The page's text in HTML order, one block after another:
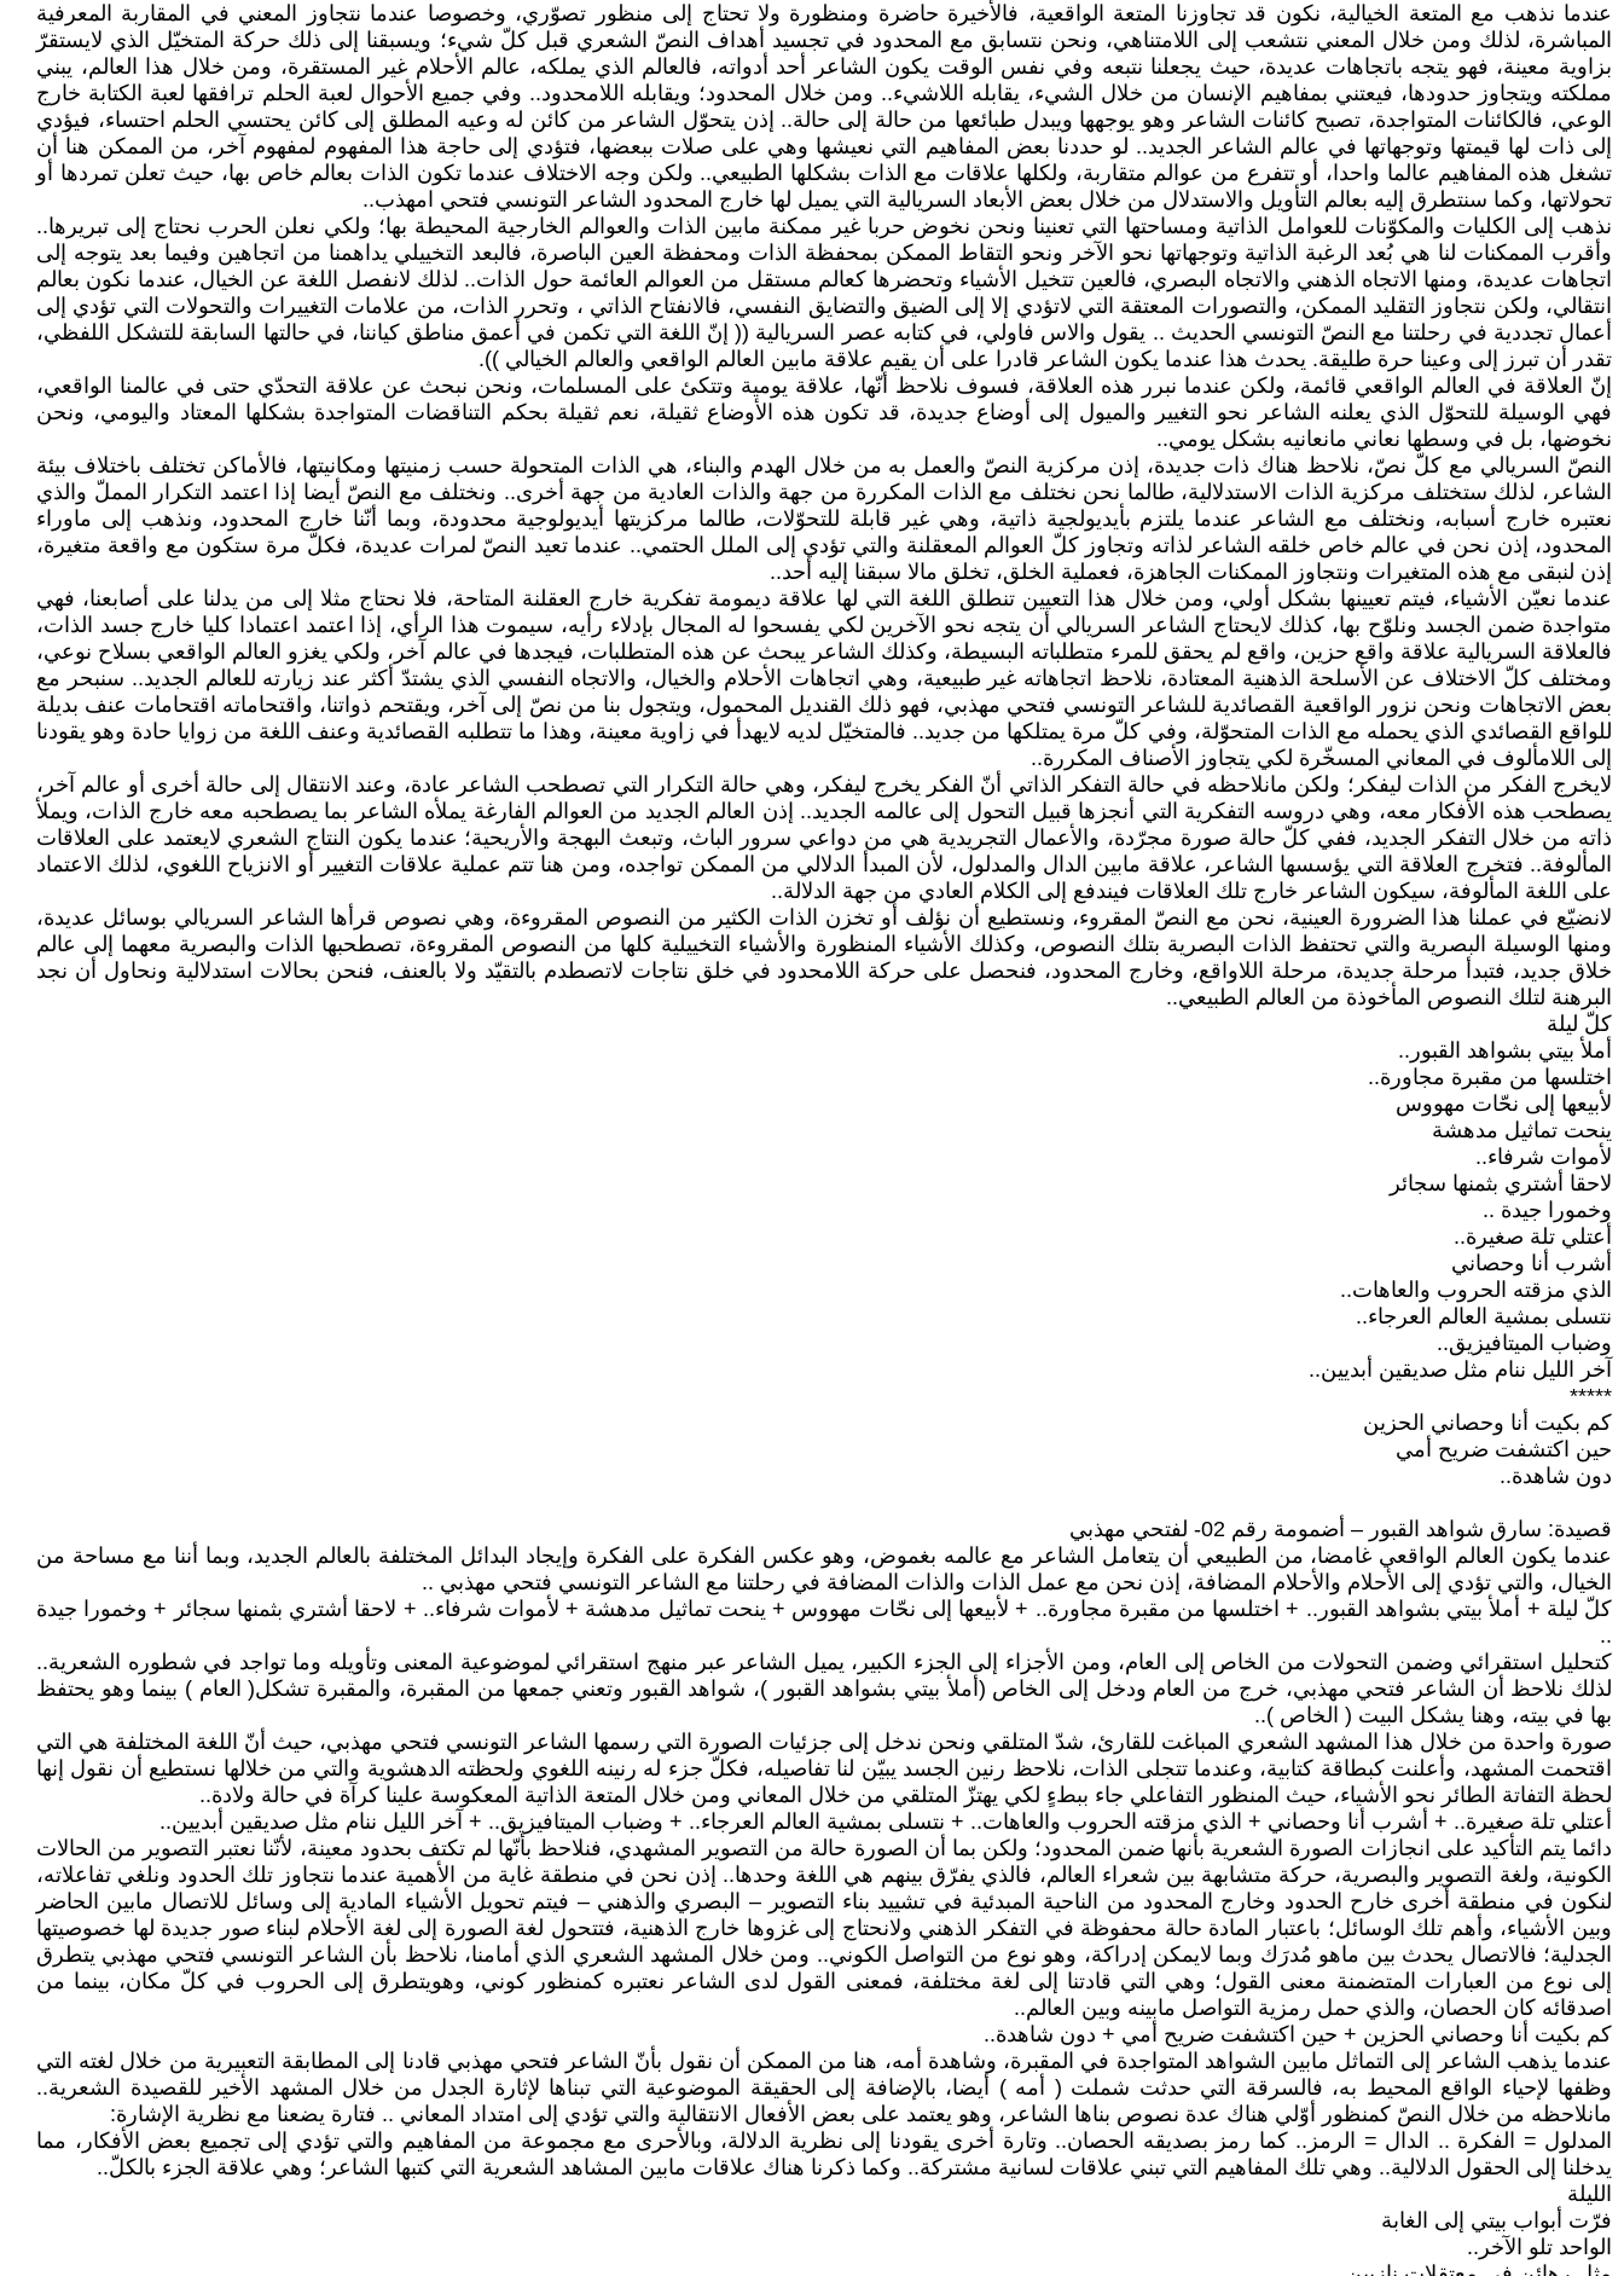
عندما نذهب مع المتعة الخيالية، نكون قد تجاوزنا المتعة الواقعية، فالأخيرة حاضرة ومنظورة ولا تحتاج إلى منظور تصوّري، وخصوصا عندما نتجاوز المعني في المقاربة المعرفية
المباشرة، لذلك ومن خلال المعني نتشعب إلى اللامتناهي، ونحن نتسابق مع المحدود في تجسيد أهداف النصّ الشعري قبل كلّ شيء؛ ويسبقنا إلى ذلك حركة المتخيّل الذي لايستقرّ
بزاوية معينة، فهو يتجه باتجاهات عديدة، حيث يجعلنا نتبعه وفي نفس الوقت يكون الشاعر أحد أدواته، فالعالم الذي يملكه، عالم الأحلام غير المستقرة، ومن خلال هذا العالم، يبني
مملكته ويتجاوز حدودها، فيعتني بمفاهيم الإنسان من خلال الشيء، يقابله اللاشيء.. ومن خلال المحدود؛ ويقابله اللامحدود.. وفي جميع الأحوال لعبة الحلم ترافقها لعبة الكتابة خارج
الوعي، فالكائنات المتواجدة، تصبح كائنات الشاعر وهو يوجهها ويبدل طبائعها من حالة إلى حالة.. إذن يتحوّل الشاعر من كائن له وعيه المطلق إلى كائن يحتسي الحلم احتساء، فيؤدي
إلى ذات لها قيمتها وتوجهاتها في عالم الشاعر الجديد.. لو حددنا بعض المفاهيم التي نعيشها وهي على صلات ببعضها، فتؤدي إلى حاجة هذا المفهوم لمفهوم آخر، من الممكن هنا أن
تشغل هذه المفاهيم عالما واحدا، أو تتفرع من عوالم متقاربة، ولكلها علاقات مع الذات بشكلها الطبيعي.. ولكن وجه الاختلاف عندما تكون الذات بعالم خاص بها، حيث تعلن تمردها أو
تحولاتها، وكما سنتطرق إليه بعالم التأويل والاستدلال من خلال بعض الأبعاد السريالية التي يميل لها خارج المحدود الشاعر التونسي فتحي امهذب..
نذهب إلى الكليات والمكوّنات للعوامل الذاتية ومساحتها التي تعنينا ونحن نخوض حربا غير ممكنة مابين الذات والعوالم الخارجية المحيطة بها؛ ولكي نعلن الحرب نحتاج إلى تبريرها..
وأقرب الممكنات لنا هي بُعد الرغبة الذاتية وتوجهاتها نحو الآخر ونحو التقاط الممكن بمحفظة الذات ومحفظة العين الباصرة، فالبعد التخييلي يداهمنا من اتجاهين وفيما بعد يتوجه إلى
اتجاهات عديدة، ومنها الاتجاه الذهني والاتجاه البصري، فالعين تتخيل الأشياء وتحضرها كعالم مستقل من العوالم العائمة حول الذات.. لذلك لانفصل اللغة عن الخيال، عندما نكون بعالم
انتقالي، ولكن نتجاوز التقليد الممكن، والتصورات المعتقة التي لاتؤدي إلا إلى الضيق والتضايق النفسي، فالانفتاح الذاتي ، وتحرر الذات، من علامات التغييرات والتحولات التي تؤدي إلى
أعمال تجددية في رحلتنا مع النصّ التونسي الحديث .. يقول والاس فاولي، في كتابه عصر السريالية (( إنّ اللغة التي تكمن في أعمق مناطق كياننا، في حالتها السابقة للتشكل اللفظي،
تقدر أن تبرز إلى وعينا حرة طليقة. يحدث هذا عندما يكون الشاعر قادرا على أن يقيم علاقة مابين العالم الواقعي والعالم الخيالي )).
إنّ العلاقة في العالم الواقعي قائمة، ولكن عندما نبرر هذه العلاقة، فسوف نلاحظ أنّها، علاقة يومية وتتكئ على المسلمات، ونحن نبحث عن علاقة التحدّي حتى في عالمنا الواقعي،
فهي الوسيلة للتحوّل الذي يعلنه الشاعر نحو التغيير والميول إلى أوضاع جديدة، قد تكون هذه الأوضاع ثقيلة، نعم ثقيلة بحكم التناقضات المتواجدة بشكلها المعتاد واليومي، ونحن
نخوضها، بل في وسطها نعاني مانعانيه بشكل يومي..
النصّ السريالي مع كلّ نصّ، نلاحظ هناك ذات جديدة، إذن مركزية النصّ والعمل به من خلال الهدم والبناء، هي الذات المتحولة حسب زمنيتها ومكانيتها، فالأماكن تختلف باختلاف بيئة
الشاعر، لذلك ستختلف مركزية الذات الاستدلالية، طالما نحن نختلف مع الذات المكررة من جهة والذات العادية من جهة أخرى.. ونختلف مع النصّ أيضا إذا اعتمد التكرار المملّ والذي
نعتبره خارج أسبابه، ونختلف مع الشاعر عندما يلتزم بأيديولجية ذاتية، وهي غير قابلة للتحوّلات، طالما مركزيتها أيديولوجية محدودة، وبما أنّنا خارج المحدود، ونذهب إلى ماوراء
المحدود، إذن نحن في عالم خاص خلقه الشاعر لذاته وتجاوز كلّ العوالم المعقلنة والتي تؤدي إلى الملل الحتمي.. عندما تعيد النصّ لمرات عديدة، فكلّ مرة ستكون مع واقعة متغيرة،
إذن لنبقى مع هذه المتغيرات ونتجاوز الممكنات الجاهزة، فعملية الخلق، تخلق مالا سبقنا إليه أحد..
عندما نعيّن الأشياء، فيتم تعيينها بشكل أولي، ومن خلال هذا التعيين تنطلق اللغة التي لها علاقة ديمومة تفكرية خارج العقلنة المتاحة، فلا نحتاج مثلا إلى من يدلنا على أصابعنا، فهي
متواجدة ضمن الجسد ونلوّح بها، كذلك لايحتاج الشاعر السريالي أن يتجه نحو الآخرين لكي يفسحوا له المجال بإدلاء رأيه، سيموت هذا الرأي، إذا اعتمد اعتمادا كليا خارج جسد الذات،
فالعلاقة السريالية علاقة واقع حزين، واقع لم يحقق للمرء متطلباته البسيطة، وكذلك الشاعر يبحث عن هذه المتطلبات، فيجدها في عالم آخر، ولكي يغزو العالم الواقعي بسلاح نوعي،
ومختلف كلّ الاختلاف عن الأسلحة الذهنية المعتادة، نلاحظ اتجاهاته غير طبيعية، وهي اتجاهات الأحلام والخيال، والاتجاه النفسي الذي يشتدّ أكثر عند زيارته للعالم الجديد.. سنبحر مع
بعض الاتجاهات ونحن نزور الواقعية القصائدية للشاعر التونسي فتحي مهذبي، فهو ذلك القنديل المحمول، ويتجول بنا من نصّ إلى آخر، ويقتحم ذواتنا، واقتحاماته اقتحامات عنف بديلة
للواقع القصائدي الذي يحمله مع الذات المتحوّلة، وفي كلّ مرة يمتلكها من جديد.. فالمتخيّل لديه لايهدأ في زاوية معينة، وهذا ما تتطلبه القصائدية وعنف اللغة من زوايا حادة وهو يقودنا
إلى اللامألوف في المعاني المسخّرة لكي يتجاوز الأصناف المكررة..
لايخرج الفكر من الذات ليفكر؛ ولكن مانلاحظه في حالة التفكر الذاتي أنّ الفكر يخرج ليفكر، وهي حالة التكرار التي تصطحب الشاعر عادة، وعند الانتقال إلى حالة أخرى أو عالم آخر،
يصطحب هذه الأفكار معه، وهي دروسه التفكرية التي أنجزها قبيل التحول إلى عالمه الجديد.. إذن العالم الجديد من العوالم الفارغة يملأه الشاعر بما يصطحبه معه خارج الذات، ويملأ
ذاته من خلال التفكر الجديد، ففي كلّ حالة صورة مجرّدة، والأعمال التجريدية هي من دواعي سرور الباث، وتبعث البهجة والأريحية؛ عندما يكون النتاج الشعري لايعتمد على العلاقات
المألوفة.. فتخرج العلاقة التي يؤسسها الشاعر، علاقة مابين الدال والمدلول، لأن المبدأ الدلالي من الممكن تواجده، ومن هنا تتم عملية علاقات التغيير أو الانزياح اللغوي، لذلك الاعتماد
على اللغة المألوفة، سيكون الشاعر خارج تلك العلاقات فيندفع إلى الكلام العادي من جهة الدلالة..
لانضيّع في عملنا هذا الضرورة العينية، نحن مع النصّ المقروء، ونستطيع أن نؤلف أو تخزن الذات الكثير من النصوص المقروءة، وهي نصوص قرأها الشاعر السريالي بوسائل عديدة،
ومنها الوسيلة البصرية والتي تحتفظ الذات البصرية بتلك النصوص، وكذلك الأشياء المنظورة والأشياء التخييلية كلها من النصوص المقروءة، تصطحبها الذات والبصرية معهما إلى عالم
خلاق جديد، فتبدأ مرحلة جديدة، مرحلة اللاواقع، وخارج المحدود، فنحصل على حركة اللامحدود في خلق نتاجات لاتصطدم بالتقيّد ولا بالعنف، فنحن بحالات استدلالية ونحاول أن نجد
البرهنة لتلك النصوص المأخوذة من العالم الطبيعي..
كلّ ليلة
أملأ بيتي بشواهد القبور..
اختلسها من مقبرة مجاورة..
لأبيعها إلى نحّات مهووس
ينحت تماثيل مدهشة
لأموات شرفاء..
لاحقا أشتري بثمنها سجائر
وخمورا جيدة ..
أعتلي تلة صغيرة..
أشرب أنا وحصاني
الذي مزقته الحروب والعاهات..
نتسلى بمشية العالم العرجاء..
وضباب الميتافيزيق..
آخر الليل ننام مثل صديقين أبديين..
*****
كم بكيت أنا وحصاني الحزين
حين اكتشفت ضريح أمي
دون شاهدة..
قصيدة: سارق شواهد القبور – أضمومة رقم 02- لفتحي مهذبي
عندما يكون العالم الواقعي غامضا، من الطبيعي أن يتعامل الشاعر مع عالمه بغموض، وهو عكس الفكرة على الفكرة وإيجاد البدائل المختلفة بالعالم الجديد، وبما أننا مع مساحة من
الخيال، والتي تؤدي إلى الأحلام والأحلام المضافة، إذن نحن مع عمل الذات والذات المضافة في رحلتنا مع الشاعر التونسي فتحي مهذبي ..
كلّ ليلة + أملأ بيتي بشواهد القبور.. + اختلسها من مقبرة مجاورة.. + لأبيعها إلى نحّات مهووس + ينحت تماثيل مدهشة + لأموات شرفاء.. + لاحقا أشتري بثمنها سجائر + وخمورا جيدة
..
كتحليل استقرائي وضمن التحولات من الخاص إلى العام، ومن الأجزاء إلى الجزء الكبير، يميل الشاعر عبر منهج استقرائي لموضوعية المعنى وتأويله وما تواجد في شطوره الشعرية..
لذلك نلاحظ أن الشاعر فتحي مهذبي، خرج من العام ودخل إلى الخاص (أملأ بيتي بشواهد القبور )، شواهد القبور وتعني جمعها من المقبرة، والمقبرة تشكل( العام ) بينما وهو يحتفظ
بها في بيته، وهنا يشكل البيت ( الخاص )..
صورة واحدة من خلال هذا المشهد الشعري المباغت للقارئ، شدّ المتلقي ونحن ندخل إلى جزئيات الصورة التي رسمها الشاعر التونسي فتحي مهذبي، حيث أنّ اللغة المختلفة هي التي
اقتحمت المشهد، وأعلنت كبطاقة كتابية، وعندما تتجلى الذات، نلاحظ رنين الجسد يبيّن لنا تفاصيله، فكلّ جزء له رنينه اللغوي ولحظته الدهشوية والتي من خلالها نستطيع أن نقول إنها
لحظة التفاتة الطائر نحو الأشياء، حيث المنظور التفاعلي جاء ببطءٍ لكي يهتزّ المتلقي من خلال المعاني ومن خلال المتعة الذاتية المعكوسة علينا كرآة في حالة ولادة..
أعتلي تلة صغيرة.. + أشرب أنا وحصاني + الذي مزقته الحروب والعاهات.. + نتسلى بمشية العالم العرجاء.. + وضباب الميتافيزيق.. + آخر الليل ننام مثل صديقين أبديين..
دائما يتم التأكيد على انجازات الصورة الشعرية بأنها ضمن المحدود؛ ولكن بما أن الصورة حالة من التصوير المشهدي، فنلاحظ بأنّها لم تكتف بحدود معينة، لأنّنا نعتبر التصوير من الحالات
الكونية، ولغة التصوير والبصرية، حركة متشابهة بين شعراء العالم، فالذي يفرّق بينهم هي اللغة وحدها.. إذن نحن في منطقة غاية من الأهمية عندما نتجاوز تلك الحدود ونلغي تفاعلاته،
لنكون في منطقة أخرى خارح الحدود وخارج المحدود من الناحية المبدئية في تشييد بناء التصوير – البصري والذهني – فيتم تحويل الأشياء المادية إلى وسائل للاتصال مابين الحاضر
وبين الأشياء، وأهم تلك الوسائل؛ باعتبار المادة حالة محفوظة في التفكر الذهني ولانحتاج إلى غزوها خارج الذهنية، فتتحول لغة الصورة إلى لغة الأحلام لبناء صور جديدة لها خصوصيتها
الجدلية؛ فالاتصال يحدث بين ماهو مُدرَك وبما لايمكن إدراكة، وهو نوع من التواصل الكوني.. ومن خلال المشهد الشعري الذي أمامنا، نلاحظ بأن الشاعر التونسي فتحي مهذبي يتطرق
إلى نوع من العبارات المتضمنة معنى القول؛ وهي التي قادتنا إلى لغة مختلفة، فمعنى القول لدى الشاعر نعتبره كمنظور كوني، وهويتطرق إلى الحروب في كلّ مكان، بينما من
اصدقائه كان الحصان، والذي حمل رمزية التواصل مابينه وبين العالم..
كم بكيت أنا وحصاني الحزين + حين اكتشفت ضريح أمي + دون شاهدة..
عندما يذهب الشاعر إلى التماثل مابين الشواهد المتواجدة في المقبرة، وشاهدة أمه، هنا من الممكن أن نقول بأنّ الشاعر فتحي مهذبي قادنا إلى المطابقة التعبيرية من خلال لغته التي
وظفها لإحياء الواقع المحيط به، فالسرقة التي حدثت شملت ( أمه ) أيضا، بالإضافة إلى الحقيقة الموضوعية التي تبناها لإثارة الجدل من خلال المشهد الأخير للقصيدة الشعرية..
مانلاحظه من خلال النصّ كمنظور أوّلي هناك عدة نصوص بناها الشاعر، وهو يعتمد على بعض الأفعال الانتقالية والتي تؤدي إلى امتداد المعاني .. فتارة يضعنا مع نظرية الإشارة:
المدلول = الفكرة .. الدال = الرمز.. كما رمز بصديقه الحصان.. وتارة أخرى يقودنا إلى نظرية الدلالة، وبالأحرى مع مجموعة من المفاهيم والتي تؤدي إلى تجميع بعض الأفكار، مما
يدخلنا إلى الحقول الدلالية.. وهي تلك المفاهيم التي تبني علاقات لسانية مشتركة.. وكما ذكرنا هناك علاقات مابين المشاهد الشعرية التي كتبها الشاعر؛ وهي علاقة الجزء بالكلّ..
الليلة
فرّت أبواب بيتي إلى الغابة
الواحد تلو الآخر..